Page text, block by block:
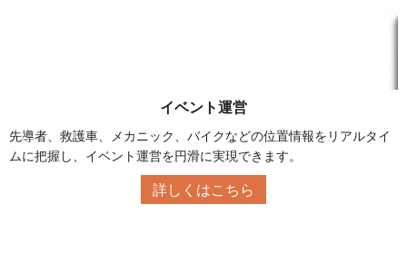
イベント運営
先導者、救護車、メカニック、バイクなどの位置情報をリアルタイ
ムに把握し、イベント運営を円滑に実現できます。
詳しくはこちら